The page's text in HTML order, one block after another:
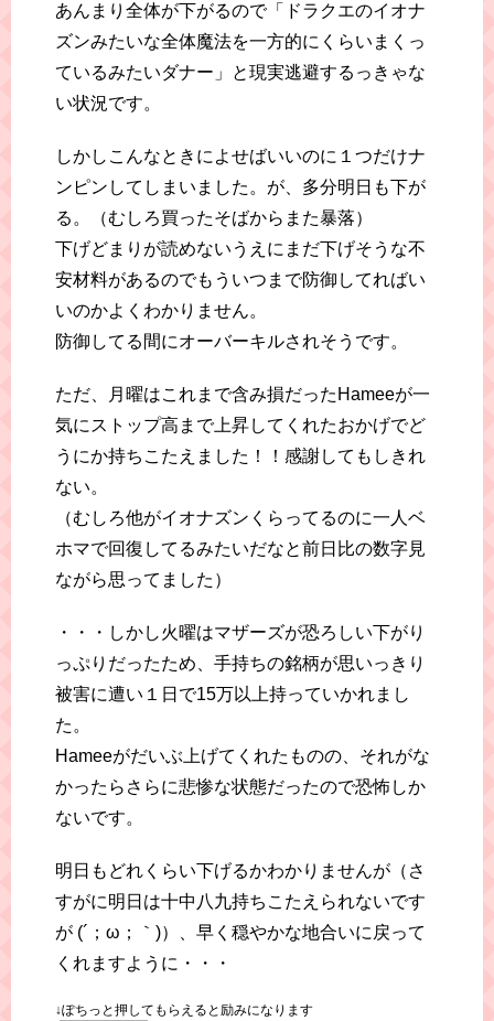
あんまり全体が下がるので「ドラクエのイオナ
ズンみたいな全体魔法を一方的にくらいまくっ
ているみたいダナー」と現実逃避するっきゃな
い状況です。
しかしこんなときによせばいいのに１つだけナ
ンピンしてしまいました。が、多分明日も下が
る。（むしろ買ったそばからまた暴落）
下げどまりが読めないうえにまだ下げそうな不
安材料があるのでもういつまで防御してればい
いのかよくわかりません。
防御してる間にオーバーキルされそうです。
ただ、月曜はこれまで含み損だったHameeが一
気にストップ高まで上昇してくれたおかげでど
うにか持ちこたえました！！感謝してもしきれ
ない。
（むしろ他がイオナズンくらってるのに一人ベ
ホマで回復してるみたいだなと前日比の数字見
ながら思ってました）
・・・しかし火曜はマザーズが恐ろしい下がり
っぷりだったため、手持ちの銘柄が思いっきり
被害に遭い１日で15万以上持っていかれまし
た。
Hameeがだいぶ上げてくれたものの、それがな
かったらさらに悲惨な状態だったので恐怖しか
ないです。
明日もどれくらい下げるかわかりませんが（さ
すがに明日は十中八九持ちこたえられないです
が (´；ω；｀)）、早く穏やかな地合いに戻って
くれますように・・・
↓ぽちっと押してもらえると励みになります